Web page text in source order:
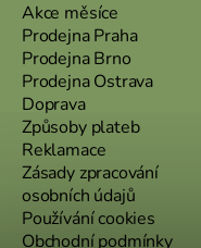
Akce měsíce
Prodejna Praha
Prodejna Brno
Prodejna Ostrava
Doprava
Způsoby plateb
Reklamace
Zásady zpracování
osobních údajů
Používání cookies
Obchodní podmínky